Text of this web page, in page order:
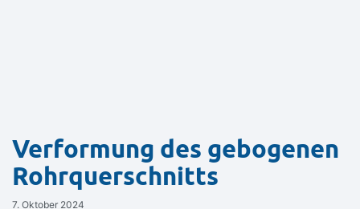
Verformung des gebogenen
Rohrquerschnitts
7. Oktober 2024